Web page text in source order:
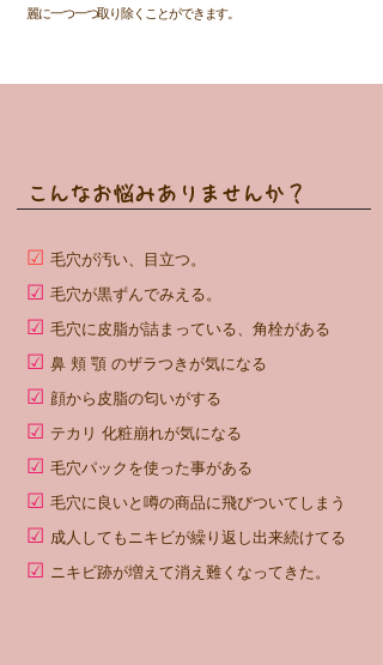
麗に一つ一つ取り除くことができます。
こんなお悩みありませんか？
☑ 毛穴が汚い、目立つ。
☑ 毛穴が黒ずんでみえる。
☑ 毛穴に皮脂が詰まっている、角栓がある
☑ 鼻 頬 顎 のザラつきが気になる
☑ 顔から皮脂の匂いがする
☑ テカリ 化粧崩れが気になる
☑ 毛穴パックを使った事がある
☑ 毛穴に良いと噂の商品に飛びついてしまう
☑ 成人してもニキビが繰り返し出来続けてる
☑ ニキビ跡が増えて消え難くなってきた。